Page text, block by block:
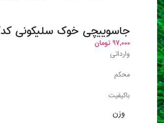
جاسوییچی خوک سلیکونی کد17
97,000 تومان
وارداتی
محکم
باکیفیت
وزن